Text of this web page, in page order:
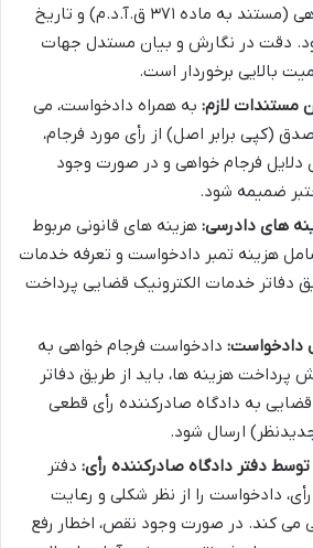
و جهات فرجام خواهی (مستند به ماده ۳۷۱ ق.آ.د.م) و تاریخ
دقت در نگارش و بیان مستدل جهات
بالایی برخوردار است.
به همراه دادخواست، می
(کپی برابر اصل) از رأی مورد فرجام،
دلایل فرجام خواهی و در صورت وجود
ضمیمه شود.
هزینه های قانونی مربوط
هزینه تمبر دادخواست و تعرفه خدمات
دفاتر خدمات الکترونیک قضایی پرداخت
دادخواست فرجام خواهی به
پرداخت هزینه ها، باید از طریق دفاتر
به دادگاه صادرکننده رأی قطعی
ارسال شود.
دفتر
دادخواست را از نظر شکلی و رعایت
می کند. در صورت وجود نقص، اخطار رفع